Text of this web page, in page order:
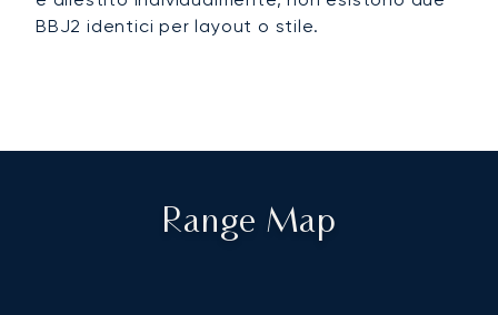
BBJ2 identici per layout o stile.
Range Map